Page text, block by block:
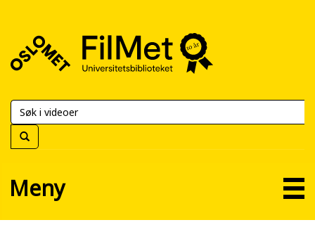
FilMet
Universitetsbiblioteket
Meny